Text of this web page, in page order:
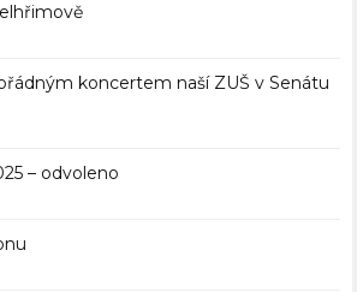
koncertem naší ZUŠ v Senátu
– odvoleno